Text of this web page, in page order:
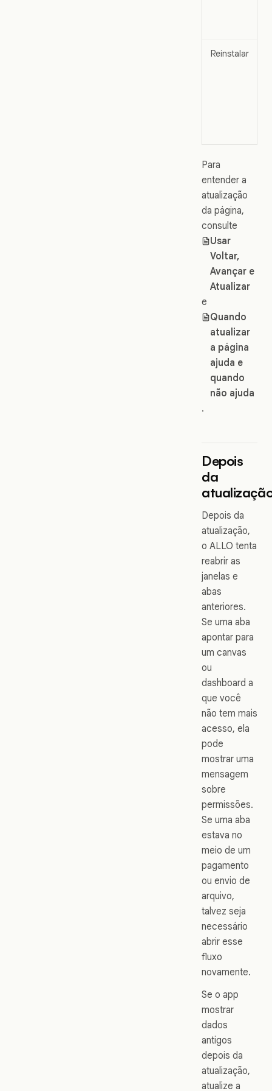
Reinstalar
Para
entender a
atualização
da página,
consulte
Usar
Voltar,
Avançar e
Atualizar
e
Quando
atualizar
a página
ajuda e
quando
não ajuda
.
Depois
da
Depois da
atualização,
o ALLO tenta
reabrir as
janelas e
abas
anteriores.
Se uma aba
apontar para
um canvas
ou
dashboard a
que você
não tem mais
acesso, ela
pode
mostrar uma
mensagem
sobre
permissões.
Se uma aba
estava no
meio de um
pagamento
ou envio de
arquivo,
talvez seja
necessário
abrir esse
fluxo
novamente.
Se o app
mostrar
dados
antigos
depois da
atualização,
atualize a